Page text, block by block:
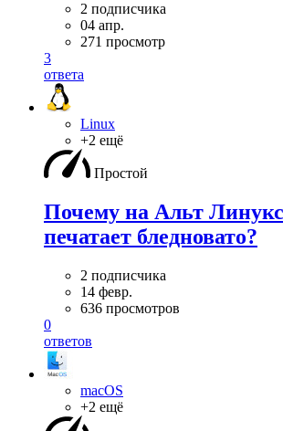
2 подписчика
04 апр.
271 просмотр
3
ответа
Linux
+2 ещё
Простой
Почему на Альт
печатает бледновато?
2 подписчика
14 февр.
636 просмотров
0
ответов
macOS
+2 ещё